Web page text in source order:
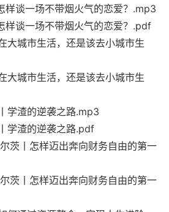
样谈一场不带烟火气的恋爱？.mp3
样谈一场不带烟火气的恋爱？.pdf
大城市生活，还是该去小城市生
大城市生活，还是该去小城市生
学渣的逆袭之路.mp3
学渣的逆袭之路.pdf
茨丨怎样迈出奔向财务自由的第一
茨丨怎样迈出奔向财务自由的第一